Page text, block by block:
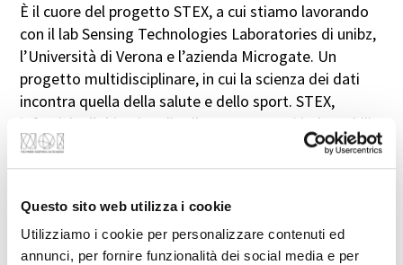
Questo sito web utilizza i cookie
Utilizziamo i cookie per personalizzare contenuti ed
annunci, per fornire funzionalità dei social media e per
È il cuore del progetto STEX, a cui stiamo lavorando
con il lab Sensing Technologies Laboratories di unibz,
l’Università di Verona e l’azienda Microgate. Un
progetto multidisciplinare, in cui la scienza dei dati
incontra quella della salute e dello sport. STEX,
infatti, ha l’obiettivo di sviluppare sensori indossabili
in grado di rilevare e correlare diversi parametri
dell'attività muscolare con l'intensità dell'esercizio
respiratoria, attraverso sensori da sforzo posizionati
intorno al petto, e il contenuto di ammoniaca nel
sudore, sia con biosensori basati su transistor a